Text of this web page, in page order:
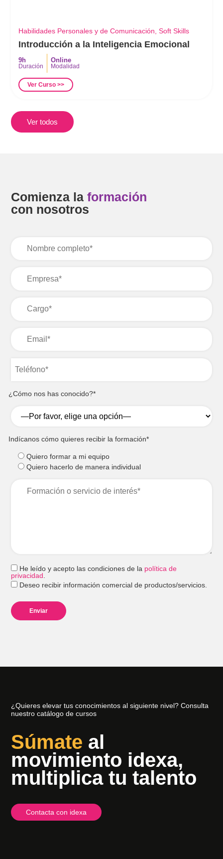
Habilidades Personales y de Comunicación ,Soft Skills
Introducción a la Inteligencia Emocional
9h
Duración
Online
Modalidad
Ver Curso >>
Ver todos
Comienza laformación
con nosotros
¿Cómo nos has conocido?*
Indícanos cómo quieres recibir la formación*
Quiero formar a mi equipo
Quiero hacerlo de manera individual
He leído y acepto las condiciones de la política de
privacidad
Deseo recibir información comercial de productos/servicios.
¿Quieres elevar tus conocimientos al siguiente nivel? Consulta
nuestro catálogo de cursos
Súmate al
movimiento idexa,
multiplica tu talento
Contacta con idexa